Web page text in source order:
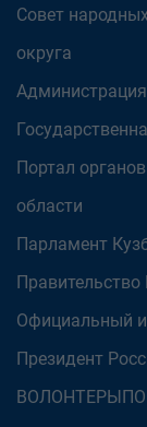
Совет
округа
Портал
области
Парламент
Правительство
Официальный
Президент